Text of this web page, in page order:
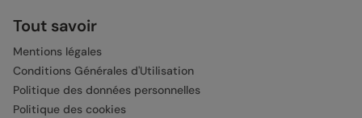
Tout savoir
Mentions légales
Conditions Générales d'Utilisation
Politique des données personnelles
Politique des cookies